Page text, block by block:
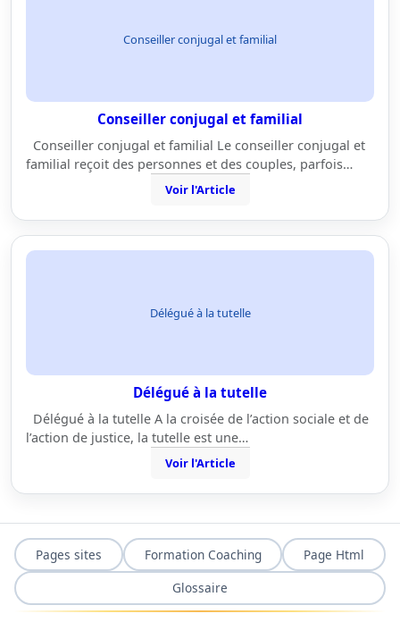
Conseiller conjugal et familial
Conseiller conjugal et familial
Conseiller conjugal et familial Le conseiller conjugal et
familial reçoit des personnes et des couples, parfois…
Voir l'Article
Délégué à la tutelle
Délégué à la tutelle
Délégué à la tutelle A la croisée de l’action sociale et de
l’action de justice, la tutelle est une…
Voir l'Article
Pages sites Formation Coaching
Page Html
Glossaire